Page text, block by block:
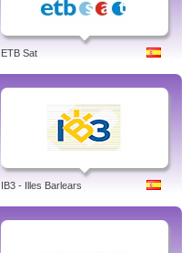
ETB Sat
IB3 - Illes Barlears